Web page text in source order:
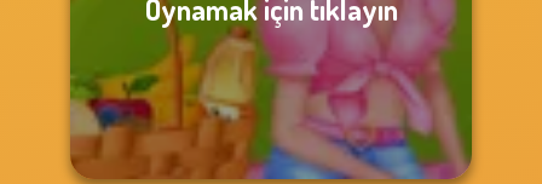
Oynamak için tıklayın